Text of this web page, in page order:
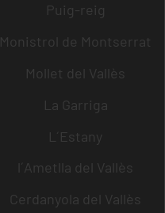
Puig-reig
Monistrol de Montserrat
Mollet del Vallès
La Garriga
L´Estany
l´Ametlla del Vallès
Cerdanyola del Vallès